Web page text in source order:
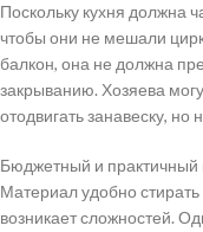
Поскольку кухня должна
чтобы они не мешали
балкон, она не должна
закрыванию. Хозяева
отодвигать занавеску, но
Бюджетный и практичный
Материал удобно
возникает сложностей.